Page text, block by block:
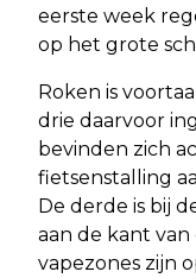
eerste week
op het grote
Roken is
drie daarvoor
bevinden zich
fietsenstalling
De derde is bij
aan de kant van
vapezones zijn